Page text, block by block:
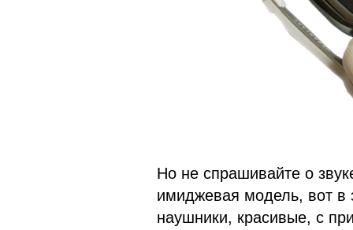
Но не спрашивайте о
имиджевая модель, вот в
наушники, красивые, с